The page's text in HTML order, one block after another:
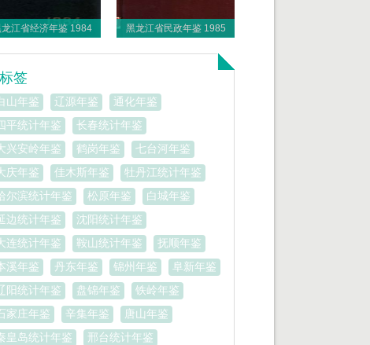
江省经济年鉴 1984 黑龙江省民政年鉴 1985
标签
山年鉴 辽源年鉴
通化年鉴
平统计年鉴
长春统计年鉴
兴安岭年鉴
鹤岗年鉴
七台河年鉴
庆年鉴
佳木斯年鉴
牡丹江统计年鉴
尔滨统计年鉴
松原年鉴
白城年鉴
边统计年鉴
沈阳统计年鉴
连统计年鉴
鞍山统计年鉴
抚顺年鉴
溪年鉴
丹东年鉴 锦州年鉴
阜新年鉴
阳统计年鉴
盘锦年鉴
铁岭年鉴
家庄年鉴
辛集年鉴
唐山年鉴
皇岛统计年鉴
邢台统计年鉴